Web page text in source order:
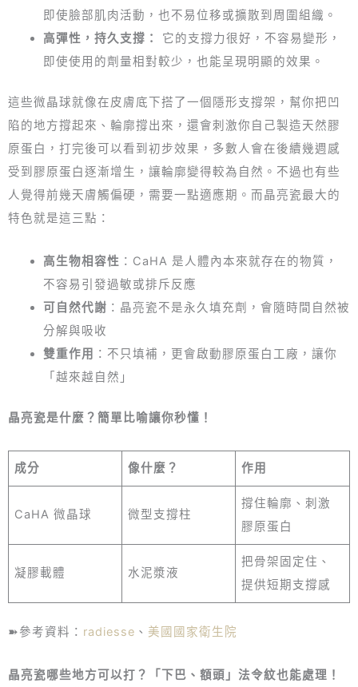
即使臉部肌肉活動，也不易位移或擴散到周圍組織。
高彈性，持久支撐：
它的支撐力很好，不容易變形，
即使使用的劑量相對較少，也能呈現明顯的效果。
這些微晶球就像在皮膚底下搭了一個隱形支撐架，幫你把凹
陷的地方撐起來、輪廓撐出來，還會刺激你自己製造天然膠
原蛋白，打完後可以看到初步效果，多數人會在後續幾週感
受到膠原蛋白逐漸增生，讓輪廓變得較為自然。不過也有些
人覺得前幾天膚觸偏硬，需要一點適應期。而晶亮瓷最大的
特色就是這三點：
高生物相容性 ：CaHA 是人體內本來就存在的物質，
不容易引發過敏或排斥反應
可自然代謝 ：晶亮瓷不是永久填充劑，會隨時間自然被
分解與吸收
雙重作用 ：不只填補，更會啟動膠原蛋白工廠，讓你
「越來越自然」
晶亮瓷是什麼？簡單比喻讓你秒懂！
成分 像什麼？ 作用
CaHA 微晶球 微型支撐柱
撐住輪廓、刺激
膠原蛋白
凝膠載體 水泥漿液
把骨架固定住、
提供短期支撐感
➽參考資料： radiesse 、 美國國家衛生院
晶亮瓷哪些地方可以打？「下巴、額頭」法令紋也能處理！